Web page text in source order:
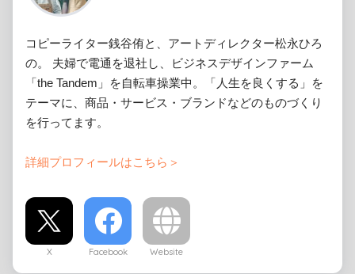
コピーライター銭谷侑と、アートディレクター松永ひろ
の。 夫婦で電通を退社し、ビジネスデザインファーム
「the Tandem」を自転車操業中。「人生を良くする」を
テーマに、商品・サービス・ブランドなどのものづくり
を行ってます。
詳細プロフィールはこちら＞
X Facebook Website